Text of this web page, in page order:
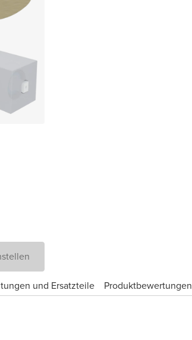
und Ersatzteile
Produktbewertungen